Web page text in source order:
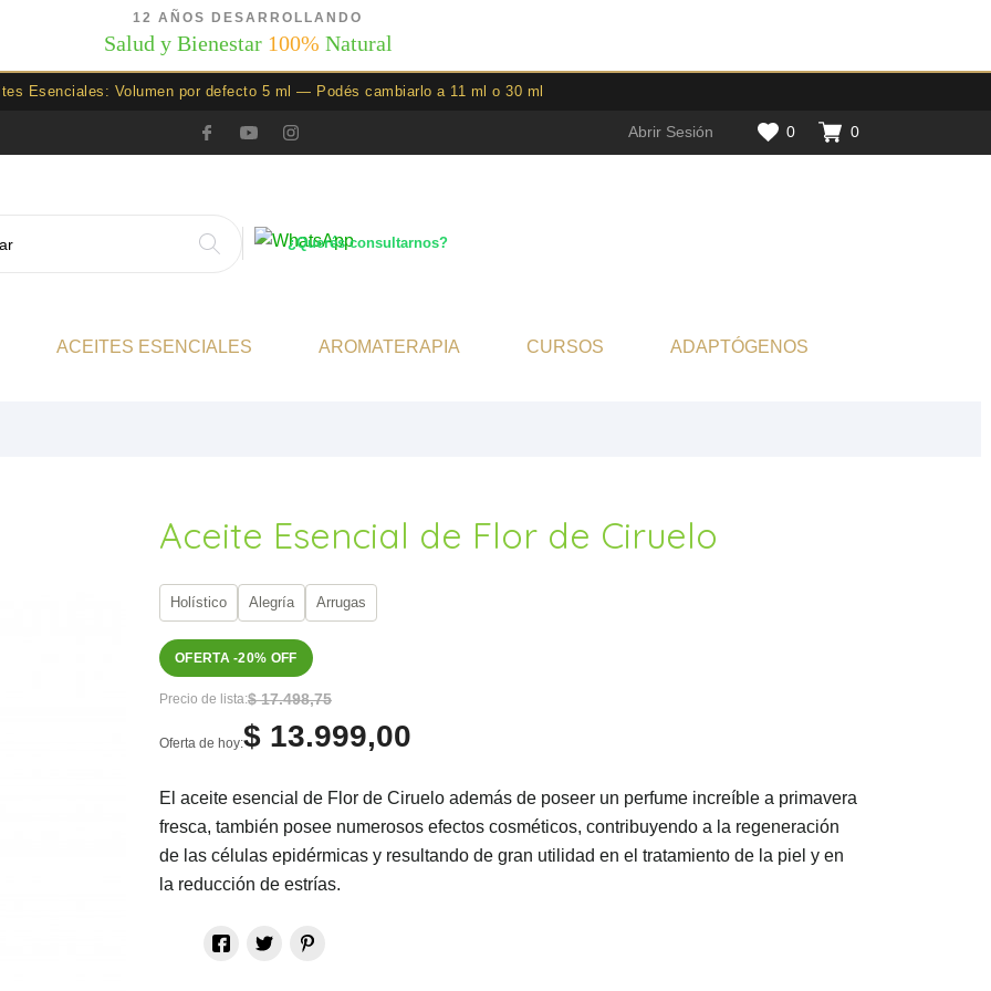
12 AÑOS DESARROLLANDO
Salud y Bienestar 100% Natural
Esenciales: Volumen por defecto 5 ml — Podés cambiarlo a 11 ml o 30 ml
Abrir Sesión 0 0
¿Querés consultarnos?
ACEITES ESENCIALES AROMATERAPIA CURSOS ADAPTÓGENOS
Aceite Esencial de Flor de Ciruelo
Holístico Alegría Arrugas
OFERTA -20% OFF
Precio de lista:$ 17.498,75
Oferta de hoy:$ 13.999,00
El aceite esencial de Flor de Ciruelo además de poseer un perfume increíble a primavera
fresca, también posee numerosos efectos cosméticos, contribuyendo a la regeneración
de las células epidérmicas y resultando de gran utilidad en el tratamiento de la piel y en
la reducción de estrías.